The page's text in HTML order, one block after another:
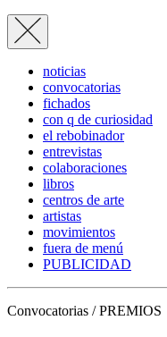
noticias
convocatorias
fichados
con q de curiosidad
el rebobinador
entrevistas
colaboraciones
libros
centros de arte
artistas
movimientos
fuera de menú
PUBLICIDAD
Convocatorias / PREMIOS